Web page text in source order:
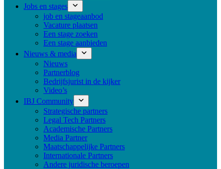
Jobs en stages
job en stageaanbod
Vacature plaatsen
Een stage zoeken
Een stage aanbieden
Nieuws & media
Nieuws
Partnerblog
Bedrijfsjurist in de kijker
Video’s
IBJ Community
Strategische partners
Legal Tech Partners
Academische Partners
Media Partner
Maatschappelijke Partners
Internationale Partners
Andere juridische beroepen